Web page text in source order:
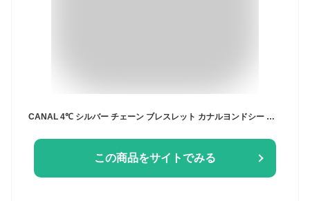
CANAL 4℃ シルバー チェーン ブレスレット カナルヨンドシー アクセサリー・腕時計 ブレスレット・バングル ゴールド【送料無料】
この商品をサイトでみる